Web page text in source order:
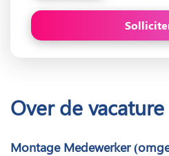
Over de vacature
Montage Medewerker